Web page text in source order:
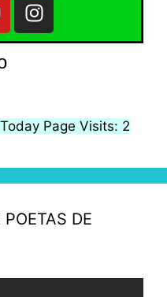
Page Visits: 2
DE